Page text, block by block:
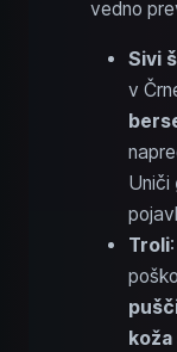
vedno
Sivi
v
Uniči
Troli
koža